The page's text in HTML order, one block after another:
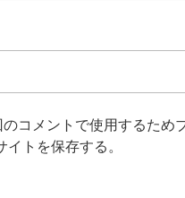
のコメントで使用するため
イトを保存する。